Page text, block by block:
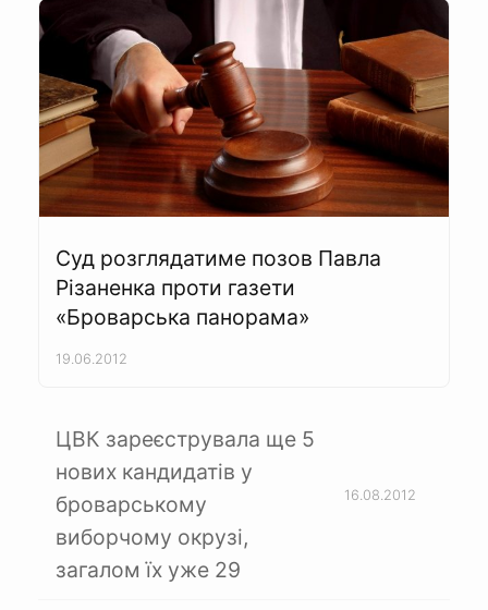
Суд розглядатиме позов Павла
Різаненка проти газети
«Броварська панорама»
19.06.2012
ЦВК зареєструвала ще 5
нових кандидатів у
броварському
виборчому окрузі,
загалом їх уже 29
16.08.2012